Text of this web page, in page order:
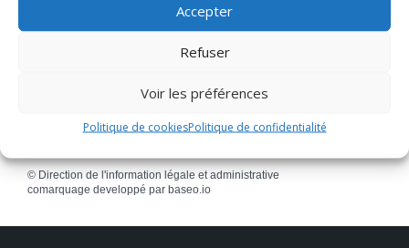
Accepter
Refuser
Voir les préférences
Politique de cookiesPolitique de confidentialité
d'organismes sans but lucratif
Réduction d'impôt pour participation à l'achat de
© Direction de l'information légale et administrative
comarquage developpé par baseo.io